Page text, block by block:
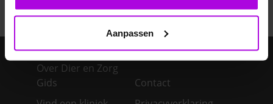
Aanpassen
Over Dier en Zorg
Gids
Contact